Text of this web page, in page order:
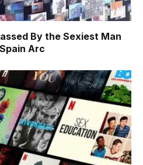
By the Sexiest Man
Arc